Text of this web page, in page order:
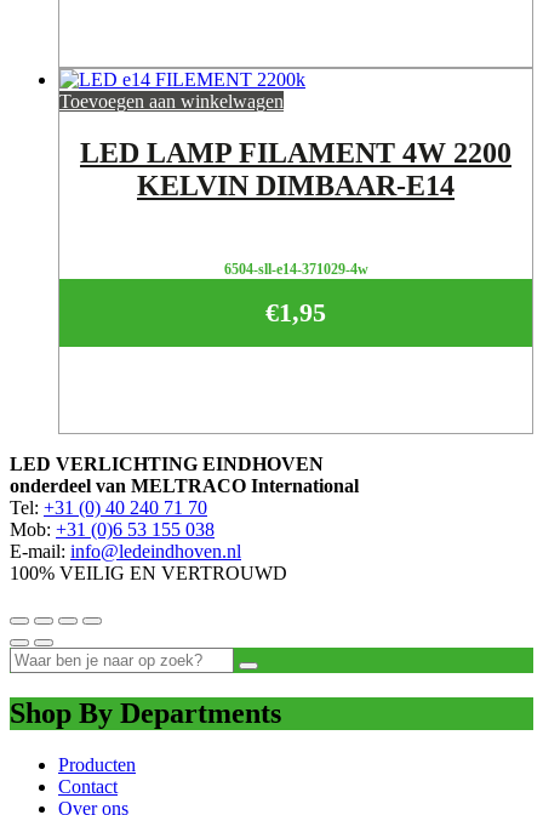
Toevoegen aan winkelwagen
LED LAMP FILAMENT 4W 2200
KELVIN DIMBAAR-E14
6504-sll-e14-371029-4w
€1,95
LED VERLICHTING EINDHOVEN
onderdeel van MELTRACO International
Tel: +31 (0) 40 240 71 70
Mob: +31 (0)6 53 155 038
E-mail: info@ledeindhoven.nl
100% VEILIG EN VERTROUWD
Shop By Departments
Producten
Contact
Over ons